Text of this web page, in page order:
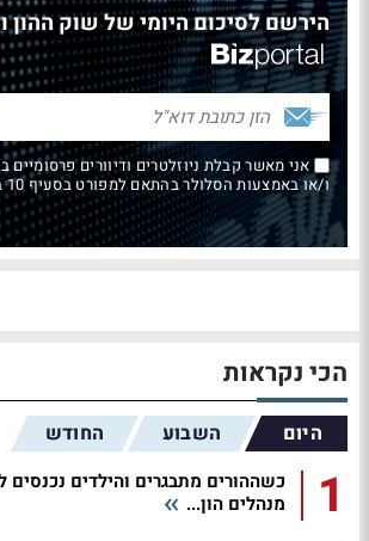
הירשם לסיכום היומי של שוק ההון
אני מאשר קבלת ניוזלטרים ודיוורים פרסומיים
ו/או באמצעות הסלולר בהתאם למפורט בסעיף 10 בתנאי השימוש
הכי נקראות
היום השבוע החודש
1
כשההורים מתבגרים והילדים נכנסים
מנהלים הון...